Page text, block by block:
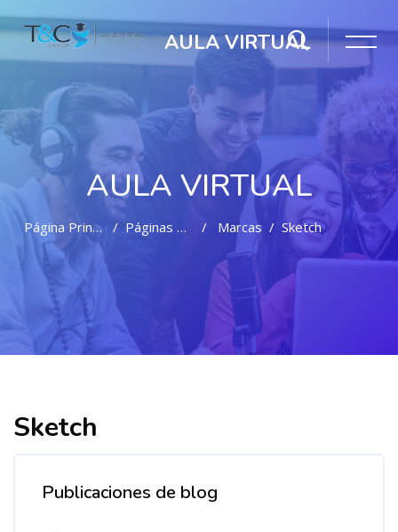
AULA VIRTUAL
AULA VIRTUAL
Página Principal Páginas Del Sitio Marcas Sketch
Sketch
Publicaciones de blog